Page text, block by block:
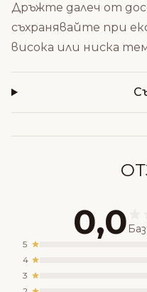
Дръжте далеч от
съхранявайте при
висока или ниска
0,0
5
4
3